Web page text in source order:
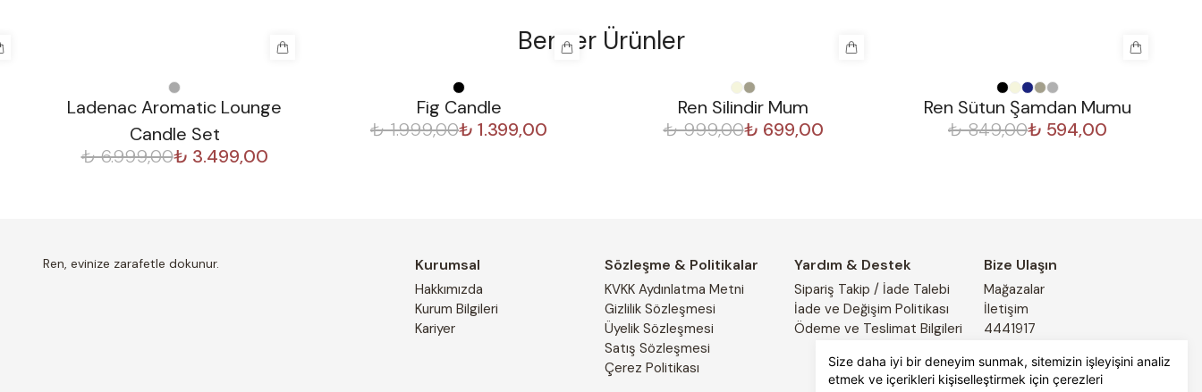
Size daha iyi bir deneyim sunmak, sitemizin işleyişini analiz
etmek ve içerikleri kişiselleştirmek için çerezleri
Benzer Ürünler
Ladenac Aromatic Lounge
Candle Set
₺ 6.999,00₺ 3.499,00
Fig Candle
₺ 1.999,00₺ 1.399,00
Ren Silindir Mum
₺ 999,00₺ 699,00
Ren Sütun Şamdan Mumu
₺ 849,00₺ 594,00
Ren, evinize zarafetle dokunur. Kurumsal
Hakkımızda
Kurum Bilgileri
Kariyer
Sözleşme & Politikalar
KVKK Aydınlatma Metni
Gizlilik Sözleşmesi
Üyelik Sözleşmesi
Satış Sözleşmesi
Çerez Politikası
Yardım & Destek
Sipariş Takip / İade Talebi
İade ve Değişim Politikası
Ödeme ve Teslimat Bilgileri
Bize Ulaşın
Mağazalar
İletişim
4441917